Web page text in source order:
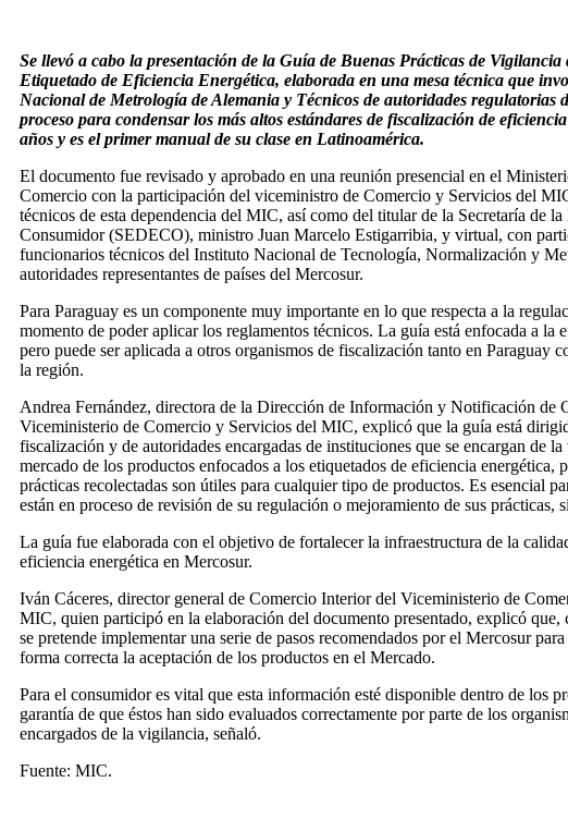
Se llevó a cabo la presentación de la Guía de Buenas Prácticas de Vigilancia
Etiquetado de Eficiencia Energética, elaborada en una mesa técnica que
Nacional de Metrología de Alemania y Técnicos de autoridades regulatorias
proceso para condensar los más altos estándares de fiscalización de
años y es el primer manual de su clase en Latinoamérica.
El documento fue revisado y aprobado en una reunión presencial en el
Comercio con la participación del viceministro de Comercio y Servicios del
técnicos de esta dependencia del MIC, así como del titular de la Secretaría de la
Consumidor (SEDECO), ministro Juan Marcelo Estigarribia, y virtual, con
funcionarios técnicos del Instituto Nacional de Tecnología, Normalización y
autoridades representantes de países del Mercosur.
Para Paraguay es un componente muy importante en lo que respecta a la
momento de poder aplicar los reglamentos técnicos. La guía está enfocada a la
pero puede ser aplicada a otros organismos de fiscalización tanto en Paraguay
la región.
Andrea Fernández, directora de la Dirección de Información y Notificación de
Viceministerio de Comercio y Servicios del MIC, explicó que la guía está
fiscalización y de autoridades encargadas de instituciones que se encargan de
mercado de los productos enfocados a los etiquetados de eficiencia energética,
prácticas recolectadas son útiles para cualquier tipo de productos. Es esencial
están en proceso de revisión de su regulación o mejoramiento de sus prácticas,
La guía fue elaborada con el objetivo de fortalecer la infraestructura de la
eficiencia energética en Mercosur.
Iván Cáceres, director general de Comercio Interior del Viceministerio de
MIC, quien participó en la elaboración del documento presentado, explicó que,
se pretende implementar una serie de pasos recomendados por el Mercosur
forma correcta la aceptación de los productos en el Mercado.
Para el consumidor es vital que esta información esté disponible dentro de los
garantía de que éstos han sido evaluados correctamente por parte de los
encargados de la vigilancia, señaló.
Fuente: MIC.